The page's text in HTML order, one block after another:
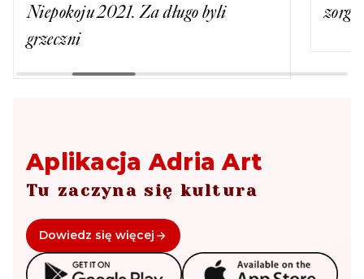
Niepokoju 2021. Za długo byli
grzeczni
Aplikacja Adria Art
Tu zaczyna się kultura
Dowiedz się więcej